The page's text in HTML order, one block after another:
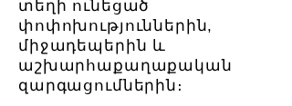
տեղի ունեցած
փոփոխություններին,
միջադեպերին և
աշխարհաքաղաքական
զարգացումներին։